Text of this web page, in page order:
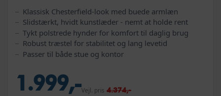
Klassisk Chesterfield-look med buede armlæn
Slidstærkt, hvidt kunstlæder - nemt at holde rent
Tykt polstrede hynder for komfort til daglig brug
Robust træstel for stabilitet og lang levetid
Passer til både stue og kontor
1.999,-Vejl. pris 4.374,-